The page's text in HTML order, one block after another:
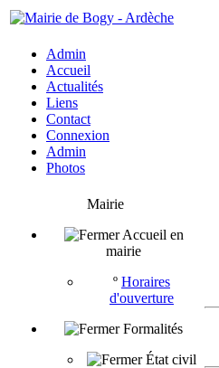
Admin
Accueil
Actualités
Liens
Contact
Connexion
Admin
Photos
Mairie
Accueil en
mairie
º Horaires
d'ouverture
Formalités
État civil